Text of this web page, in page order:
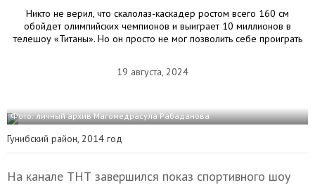
Никто не верил, что скалолаз-каскадер ростом всего 160 см
обойдет олимпийских чемпионов и выиграет 10 миллионов в
телешоу «Титаны». Но он просто не мог позволить себе проиграть
19 августа, 2024
Фото: личный архив Магомедрасула Рабаданова
Гунибский район, 2014 год
На канале ТНТ завершился показ спортивного шоу